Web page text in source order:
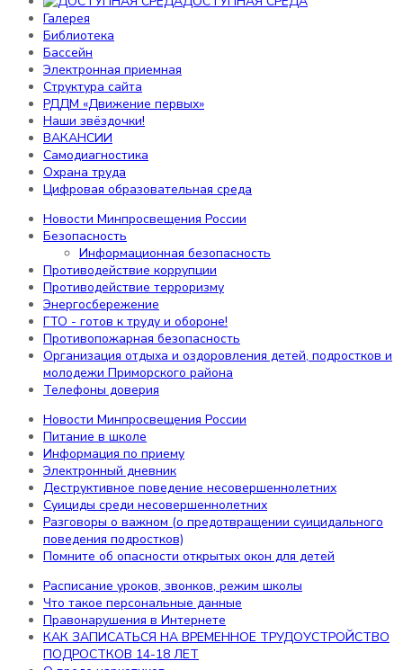
Отделение дополнительного образования детей
Персональные данные
Электронные ресурсы
Служба здоровья
Государственная итоговая аттестация
Служба медиации
Функциональная грамотность
ТЕАТРАЛЬНАЯ СТУДИЯ
Школьный спортивный клуб "Чистое небо"
Часто задаваемые вопросы
Наши достижения
ДОСТУПНАЯ СРЕДА
Библиотека
Бассейн
Электронная приемная
Структура сайта
РДДМ «Движение первых»
Наши звёздочки!
ВАКАНСИИ
Самодиагностика
Охрана труда
Цифровая образовательная среда
Информация
Новости Минпросвещения России
Безопасность
Информационная безопасность
Противодействие коррупции
Противодействие терроризму
ГТО - готов к труду и обороне!
Противопожарная безопасность
Организация отдыха и оздоровления детей, подростков
и молодежи Приморского района
Телефоны доверия
Галерея
Библиотека
Бассейн
Электронная приемная
Структура сайта
РДДМ «Движение первых»
Наши звёздочки!
ВАКАНСИИ
Самодиагностика
Охрана труда
Цифровая образовательная среда
Новости Минпросвещения России
Безопасность
Информационная безопасность
Противодействие коррупции
Противодействие терроризму
Энергосбережение
ГТО - готов к труду и обороне!
Противопожарная безопасность
Организация отдыха и оздоровления детей, подростков и
молодежи Приморского района
Телефоны доверия
Новости Минпросвещения России
Питание в школе
Информация по приему
Электронный дневник
Деструктивное поведение несовершеннолетних
Суициды среди несовершеннолетних
Разговоры о важном (о предотвращении суицидального
поведения подростков)
Помните об опасности открытых окон для детей
Расписание уроков, звонков, режим школы
Что такое персональные данные
Правонарушения в Интернете
КАК ЗАПИСАТЬСЯ НА ВРЕМЕННОЕ ТРУДОУСТРОЙСТВО
ПОДРОСТКОВ 14-18 ЛЕТ